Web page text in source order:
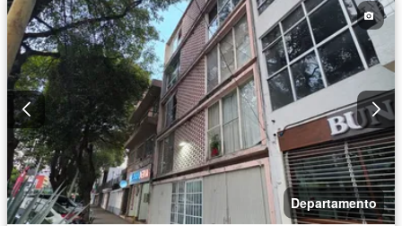
Departamento